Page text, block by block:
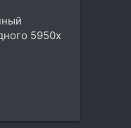
5950х